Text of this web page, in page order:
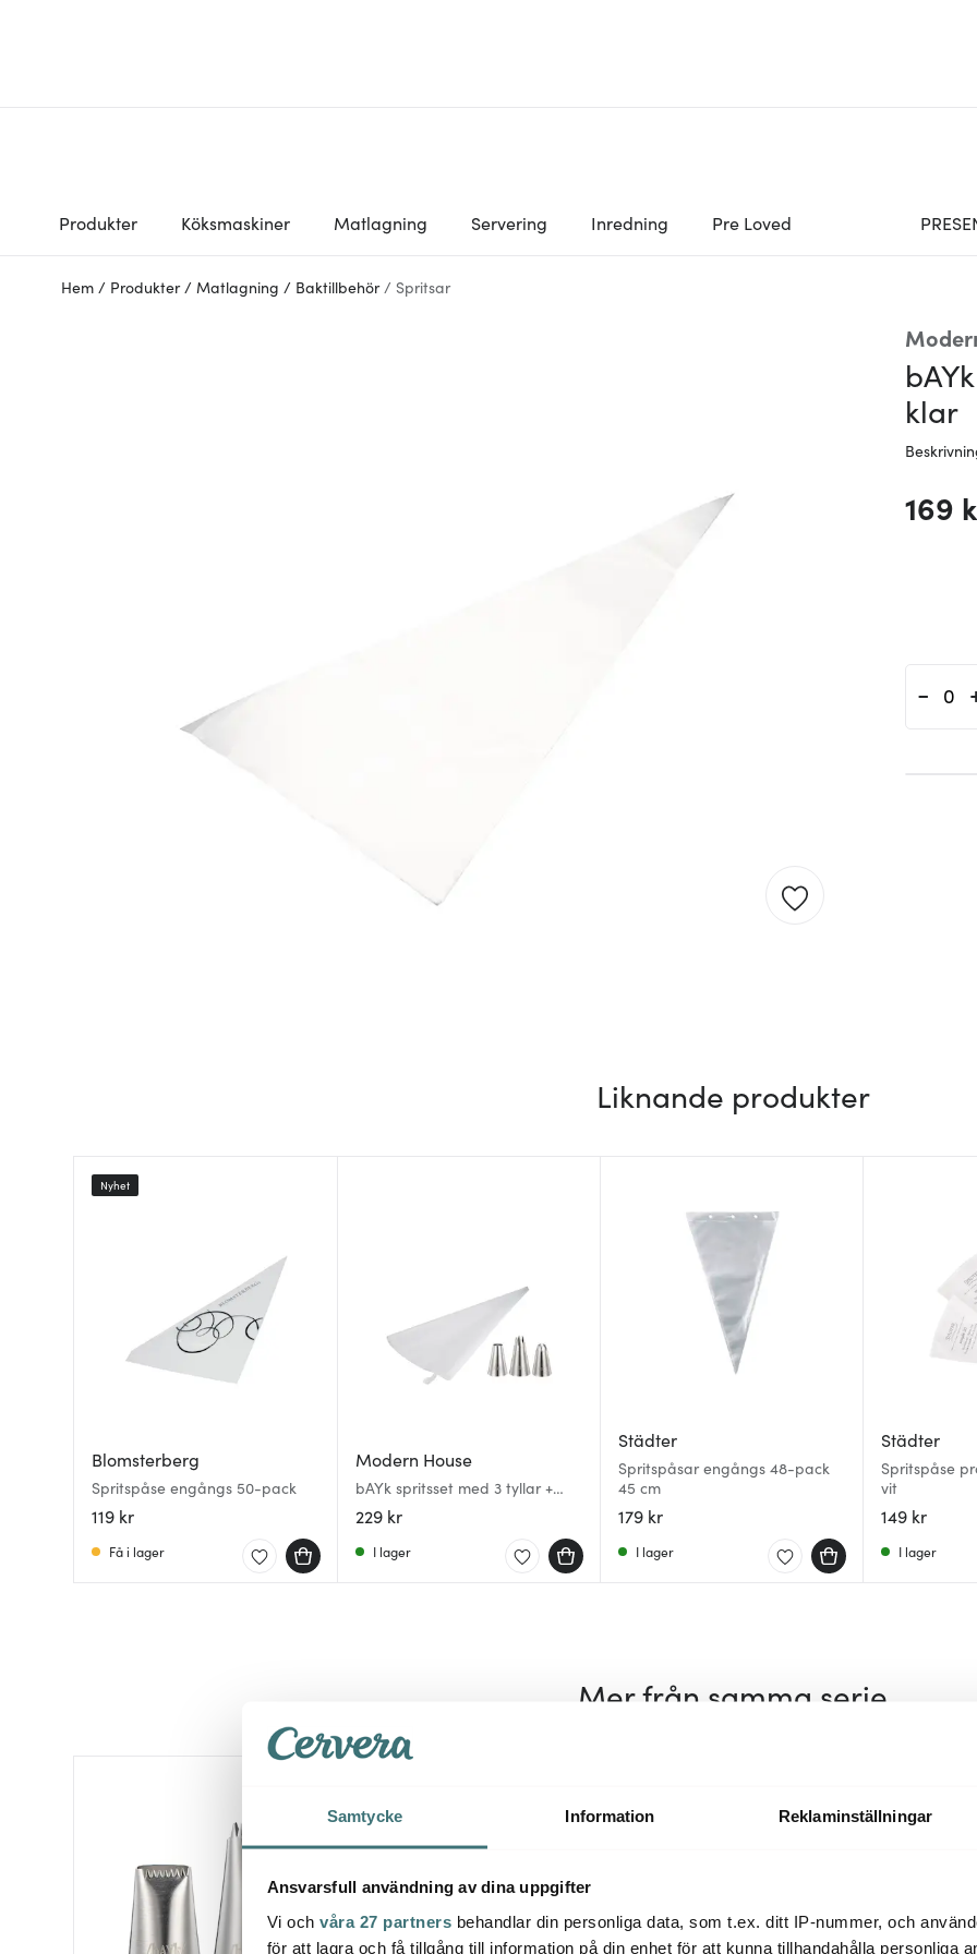
Samtycke Information Reklaminställningar
Ansvarsfull användning av dina uppgifter
Vi och våra 27 partners behandlar din personliga data, som t.ex. ditt IP-nummer, och
för att lagra och få tillgång till information på din enhet för att kunna tillhandahålla personliga
Produkter Köksmaskiner Matlagning Servering Inredning Pre Loved
Hem / Produkter / Matlagning / Baktillbehör / Spritsar
klar
169
-
Liknande produkter
Blomsterberg
Spritspåse engångs 50-pack
119 kr
Nyhet
Få i lager
Modern House
bAYk spritsset med 3 tyllar +
spritspåse
229 kr
I lager
Städter
Spritspåsar engångs 48-pack
45 cm
179 kr
I lager
Städter
Spritspåse
vit
149 kr
I lager
Mer från samma serie